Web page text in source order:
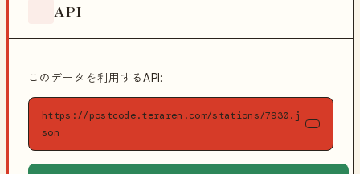
API
このデータを利用するAPI:
https://postcode.teraren.com/stations/7930.j
son